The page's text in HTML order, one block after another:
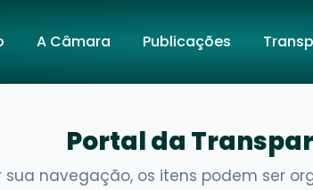
A Câmara Publicações
Portal da
sua navegação, os itens podem ser